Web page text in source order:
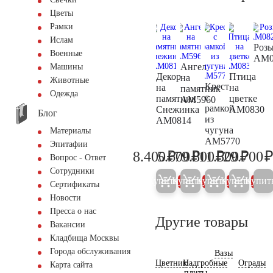
Цветы
Рамки
Ислам
Военные
Машины
Животные
Одежда
Блог
Материалы
Эпитафии
Вопрос - Ответ
Сотрудники
Сертификаты
Новости
Пресса о нас
Вакансии
Кладбища Москвы
Города обслуживания
Карта сайта
Декор
на
памятник
Снежинка
AM0814
8.800
8.400₽
Купить 5%
Ангел
на
памятник
AM5960
5.900
5.600₽
Купить 5%
Крест
с
рамкой
из
чугуна
AM5770
84.000
79.800₽
Купить 5%
Птица
на
цветке
AM0830
11.500₽
Купить 5%
29.700₽
Другие товары
ЦветникНадгробные
Вазы
Ограды